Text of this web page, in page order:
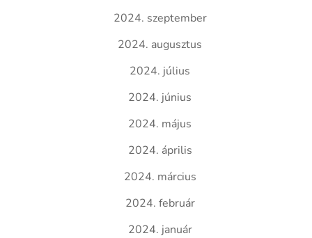
2024. szeptember
2024. augusztus
2024. július
2024. június
2024. május
2024. április
2024. március
2024. február
2024. január